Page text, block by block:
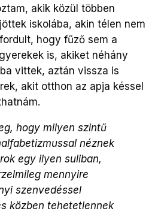
akik közül többen
iskolába, akin télen nem
hogy fűző sem a
is, akiket néhány
vittek, aztán vissza is
akit otthon az apja késsel
hogy milyen szintű
néznek
egy ilyen suliban,
mennyire
szenvedéssel
közben tehetetlennek